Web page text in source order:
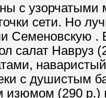
с узорчатыми
сети. Но
Семеновскyю .
салат Навруз
с душистым
(290 р.)